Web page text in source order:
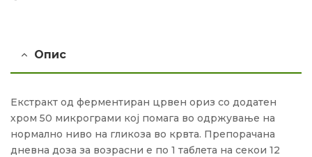
Опис
Екстракт од ферментиран црвен ориз со додатен
хром 50 микрограми кој помага во одржување на
нормално ниво на гликоза во крвта. Препорачана
дневна доза за возрасни е по 1 таблета на секои 12